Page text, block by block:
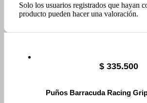
Solo los usuarios registrados que hayan
producto pueden hacer una valoración.
$ 335.500
Puños Barracuda Racing